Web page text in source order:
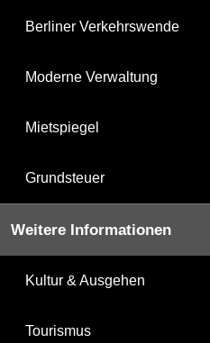
Berliner Verkehrswende
Moderne Verwaltung
Mietspiegel
Grundsteuer
Weitere Informationen
Kultur & Ausgehen
Tourismus